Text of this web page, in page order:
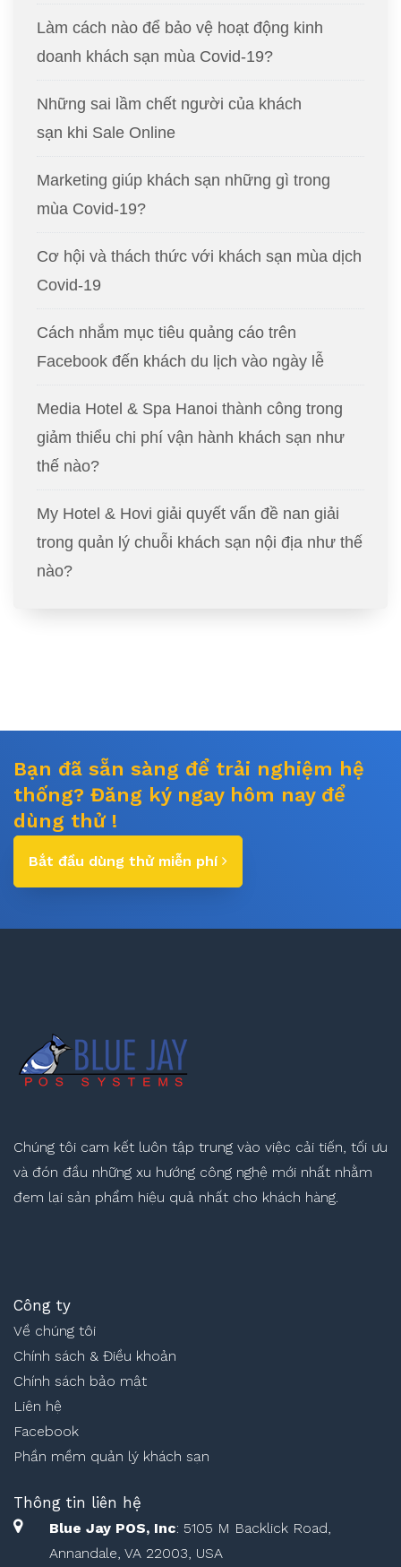
Làm cách nào để bảo vệ hoạt động kinh
doanh khách sạn mùa Covid-19?
Những sai lầm chết người của khách
sạn khi Sale Online
Marketing giúp khách sạn những gì trong
mùa Covid-19?
Cơ hội và thách thức với khách sạn mùa dịch
Covid-19
Cách nhắm mục tiêu quảng cáo trên
Facebook đến khách du lịch vào ngày lễ
Media Hotel & Spa Hanoi thành công trong
giảm thiểu chi phí vận hành khách sạn như
thế nào?
My Hotel & Hovi giải quyết vấn đề nan giải
trong quản lý chuỗi khách sạn nội địa như thế
nào?
Bạn đã sẵn sàng để trải nghiệm hệ
thống? Đăng ký ngay hôm nay để
dùng thử !
Bắt đầu dùng thử miễn phí
Chúng tôi cam kết luôn tập trung vào việc cải tiến, tối ưu
và đón đầu những xu hướng công nghệ mới nhất nhằm
đem lại sản phẩm hiệu quả nhất cho khách hàng.
Công ty
Về chúng tôi
Chính sách & Điều khoản
Chính sách bảo mật
Liên hệ
Facebook
Phần mềm quản lý khách sạn
Thông tin liên hệ
Blue Jay POS, Inc: 5105 M Backlick Road,
Annandale, VA 22003, USA